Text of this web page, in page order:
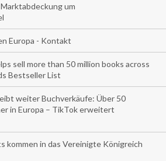
um
Europa - Kontakt
sell more than 50 million books across
Bestseller List
weiter Buchverkäufe: Über 50
in Europa – TikTok erweitert
kommen in das Vereinigte Königreich